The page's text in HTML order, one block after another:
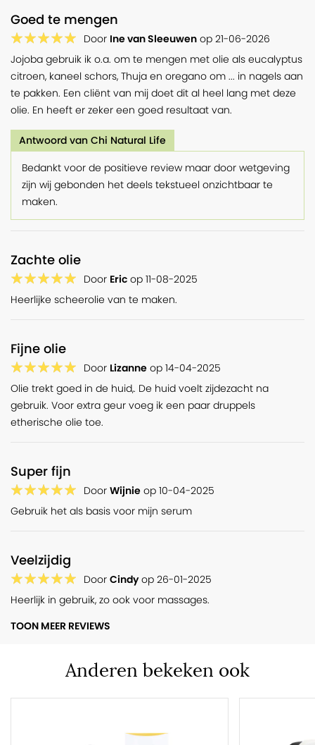
Goed te mengen
Door Ine van Sleeuwen op 21-06-2026
Jojoba gebruik ik o.a. om te mengen met olie als eucalyptus
citroen, kaneel schors, Thuja en oregano om ... in nagels aan
te pakken. Een cliënt van mij doet dit al heel lang met deze
olie. En heeft er zeker een goed resultaat van.
Antwoord van Chi Natural Life
Bedankt voor de positieve review maar door wetgeving
zijn wij gebonden het deels tekstueel onzichtbaar te
maken.
Zachte olie
Door Eric op 11-08-2025
Heerlijke scheerolie van te maken.
Fijne olie
Door Lizanne op 14-04-2025
Olie trekt goed in de huid,. De huid voelt zijdezacht na
gebruik. Voor extra geur voeg ik een paar druppels
etherische olie toe.
Super fijn
Door Wijnie op 10-04-2025
Gebruik het als basis voor mijn serum
Veelzijdig
Door Cindyop 26-01-2025
Heerlijk in gebruik, zo ook voor massages.
TOON MEER REVIEWS
Anderen bekeken ook